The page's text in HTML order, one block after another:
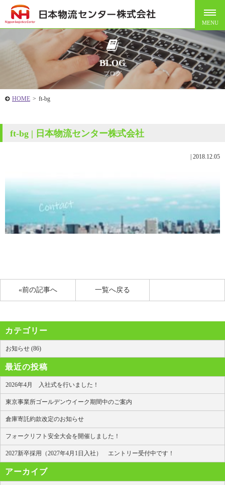
BLOG
ブログ
HOME > ft-bg
ft-bg | 日本物流センター株式会社
2018.12.05
«前の記事へ 一覧へ戻る
カテゴリー
お知らせ (86)
最近の投稿
2026年4月 入社式を行いました！
東京事業所ゴールデンウイーク期間中のご案内
倉庫寄託約款改定のお知らせ
フォークリフト安全大会を開催しました！
2027新卒採用（2027年4月1日入社） エントリー受付中です！
アーカイブ